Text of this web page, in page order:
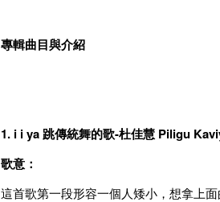
專輯曲目與介紹
1. i i ya 跳傳統舞的歌-杜佳慧 Piligu
歌意：
這首歌第一段形容一個人矮小，想拿上